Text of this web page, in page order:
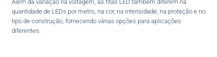
Além da variação na voltagem, as fitas LED também diferem na
quantidade de LEDs por metro, na cor, na intensidade, na proteção e no
tipo de construção, fornecendo várias opções para aplicações
diferentes.